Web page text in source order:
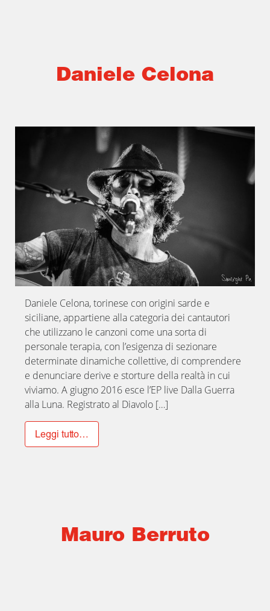
Daniele Celona
Daniele Celona, torinese con origini sarde e
siciliane, appartiene alla categoria dei cantautori
che utilizzano le canzoni come una sorta di
personale terapia, con l’esigenza di sezionare
determinate dinamiche collettive, di comprendere
e denunciare derive e storture della realtà in cui
viviamo. A giugno 2016 esce l’EP live Dalla Guerra
alla Luna. Registrato al Diavolo […]
Leggi tutto…
Mauro Berruto